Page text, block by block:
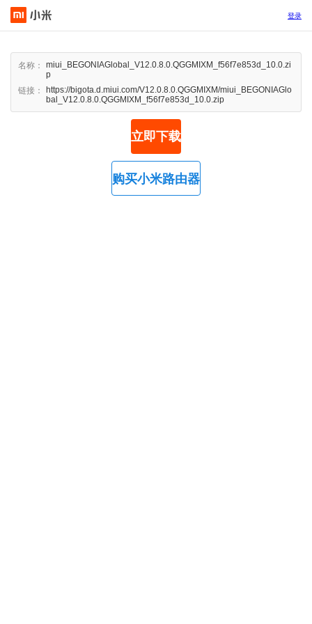
登录
名称：
miui_BEGONIAGlobal_V12.0.8.0.QGGMIXM_f56f7e853d_10.0.zi
p
链接：
https://bigota.d.miui.com/V12.0.8.0.QGGMIXM/miui_BEGONIAGlo
bal_V12.0.8.0.QGGMIXM_f56f7e853d_10.0.zip
立即下载
购买小米路由器